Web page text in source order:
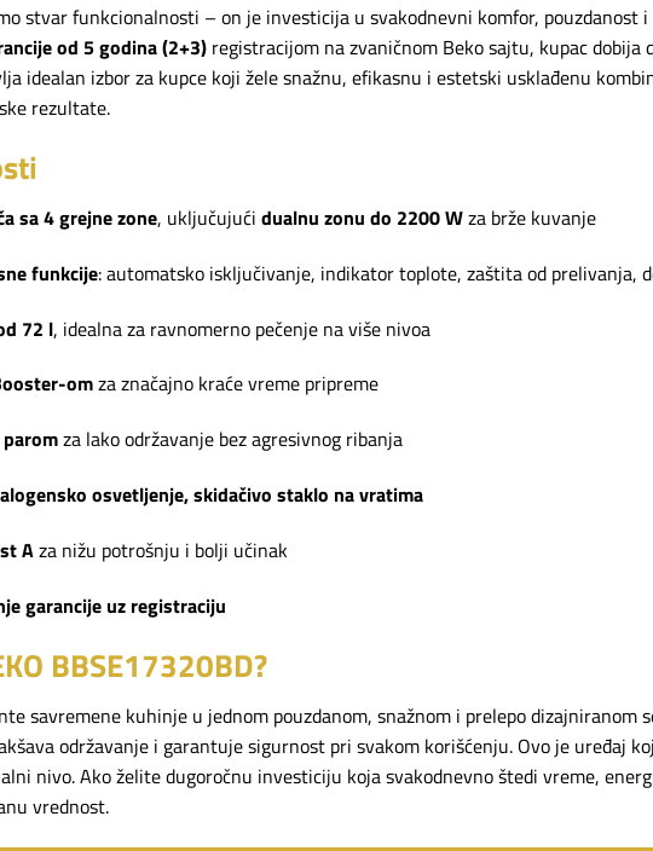
stvar funkcionalnosti – on je investicija u svakodnevni komfor, pouzdanost
od 5 godina (2+3) registracijom na zvaničnom Beko sajtu, kupac dobija
idealan izbor za kupce koji žele snažnu, efikasnu i estetski usklađenu
rezultate.
sa 4 grejne zone, uključujući dualnu zonu do 2200 Wza brže kuvanje
funkcije: automatsko isključivanje, indikator toplote, zaštita od prelivanja,
72 l, idealna za ravnomerno pečenje na više nivoa
omza značajno kraće vreme pripreme
za lako održavanje bez agresivnog ribanja
osvetljenje, skidačivo staklo na vratima
Aza nižu potrošnju i bolji učinak
garancije uz registraciju
BBSE17320BD?
savremene kuhinje u jednom pouzdanom, snažnom i prelepo dizajniranom
održavanje i garantuje sigurnost pri svakom korišćenju. Ovo je uređaj
nivo. Ako želite dugoročnu investiciju koja svakodnevno štedi vreme,
vrednost.